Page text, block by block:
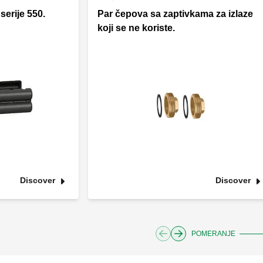
550.
Discover
Par čepova sa zaptivkama za izlaze
koji se ne koriste.
Discover
POMERANJE